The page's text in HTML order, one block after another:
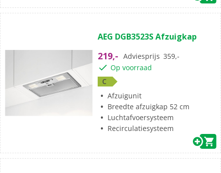
AEG DGB3523S Afzuigkap
219,- Adviesprijs 359,-
Op voorraad
C
Afzuigunit
Breedte afzuigkap 52 cm
Luchtafvoersysteem
Recirculatiesysteem